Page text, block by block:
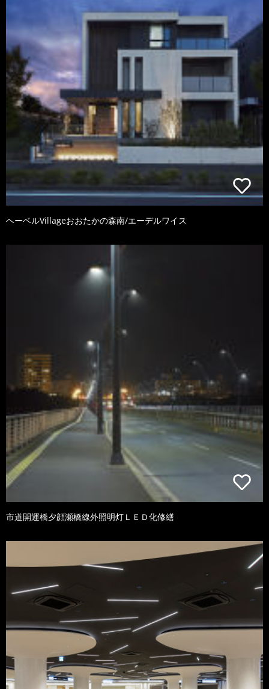
ヘーベルVillageおおたかの森南/エーデルワイス
市道開運橋夕顔瀬橋線外照明灯ＬＥＤ化修繕